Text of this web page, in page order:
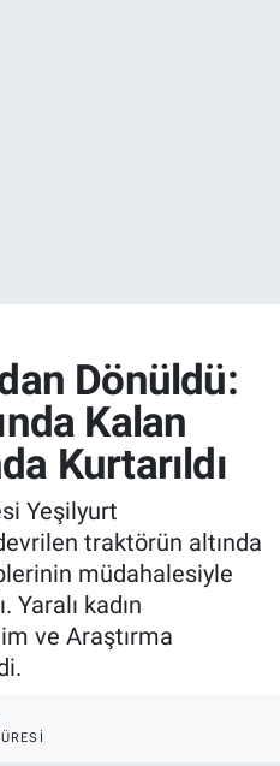
Dönüldü:
Kalan
Kurtarıldı
Yeşilyurt
traktörün altında
müdahalesiyle
Yaralı kadın
ve Araştırma